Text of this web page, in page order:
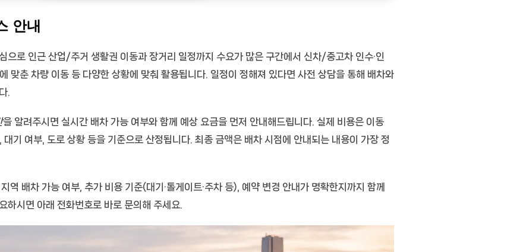
안내
으로 인근 산업/주거 생활권 이동과 장거리 일정까지 수요가 많은 구간에서 신차/중고차 인수·인
맞춘 차량 이동 등 다양한 상황에 맞춰 활용됩니다. 일정이 정해져 있다면 사전 상담을 통해 배차와
.
을 알려주시면 실시간 배차 가능 여부와 함께 예상 요금을 먼저 안내해드립니다. 실제 비용은 이동
대기 여부, 도로 상황 등을 기준으로 산정됩니다. 최종 금액은 배차 시점에 안내되는 내용이 가장 정
역 배차 가능 여부 추가 비용 기준(대기·톨게이트·주차 등) 예약 변경 안내 가 명확한지까지 함께
하시면 아래 전화번호로 바로 문의해 주세요.